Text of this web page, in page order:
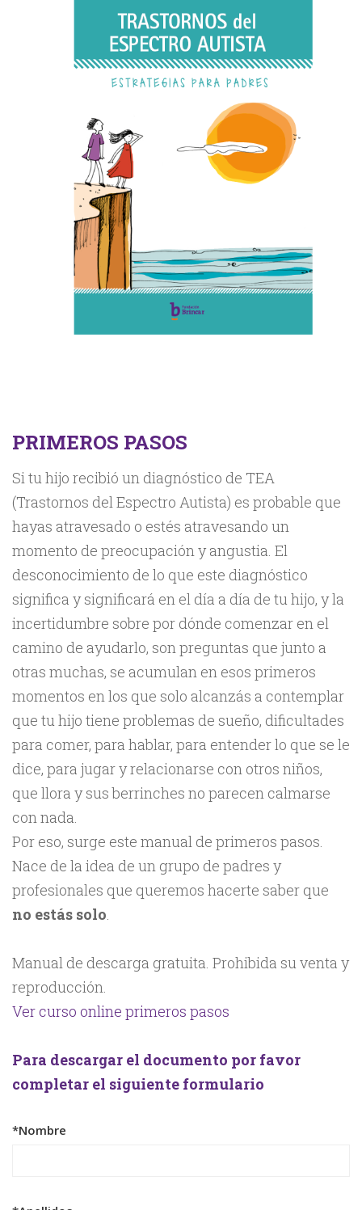
PRIMEROS PASOS
Si tu hijo recibió un diagnóstico de TEA
(Trastornos del Espectro Autista) es probable que
hayas atravesado o estés atravesando un
momento de preocupación y angustia. El
desconocimiento de lo que este diagnóstico
significa y significará en el día a día de tu hijo, y la
incertidumbre sobre por dónde comenzar en el
camino de ayudarlo, son preguntas que junto a
otras muchas, se acumulan en esos primeros
momentos en los que solo alcanzás a contemplar
que tu hijo tiene problemas de sueño, dificultades
para comer, para hablar, para entender lo que se le
dice, para jugar y relacionarse con otros niños,
que llora y sus berrinches no parecen calmarse
con nada.
Por eso, surge este manual de primeros pasos.
Nace de la idea de un grupo de padres y
profesionales que queremos hacerte saber que
no estás solo.
Manual de descarga gratuita. Prohibida su venta y
reproducción.
Ver curso online primeros pasos
Para descargar el documento por favor
completar el siguiente formulario
*Nombre